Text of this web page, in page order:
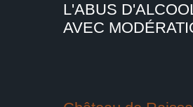
L'ABUS
AVEC